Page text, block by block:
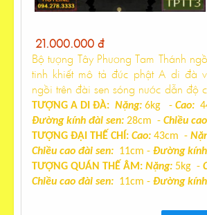
21.000.000 đ
Bộ tượng Tây Phương Tam Thánh
tinh khiết mô tả đức phật A di đà
ngồi trên đài sen sóng nước dẫn độ
TƯỢNG A DI ĐÀ: Nặng: 6kg - Cao:
Đường kính đài sen: 28cm - Chiều
TƯỢNG ĐẠI THẾ CHÍ: Cao: 43cm -
Chiều cao đài sen: 11cm - Đường
TƯỢNG QUÁN THẾ ÂM: Nặng: 5kg -
Chiều cao đài sen: 11cm - Đường